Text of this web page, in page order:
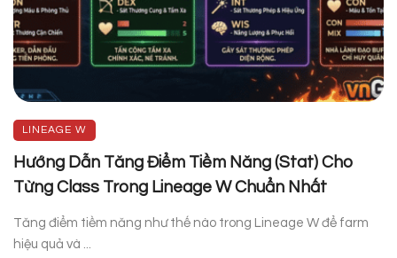
LINEAGE W
Hướng Dẫn Tăng Điểm Tiềm Năng (Stat) Cho
Từng Class Trong Lineage W Chuẩn Nhất
Tăng điểm tiềm năng như thế nào trong Lineage W để farm
hiệu quả và ...